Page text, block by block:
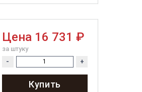
Цена 16 731 ₽
за штуку
- +
Купить